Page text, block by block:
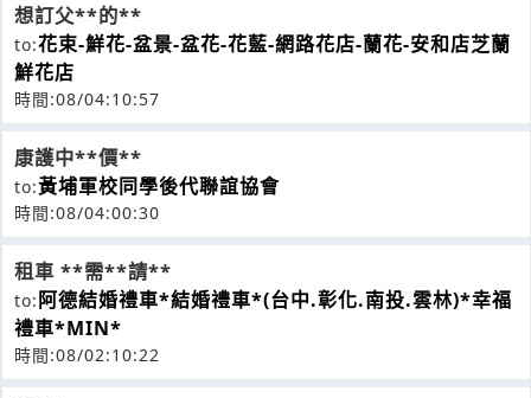
想訂父**的**
to:花束-鮮花-盆景-盆花-花藍-網路花店-蘭花-安和店芝蘭
鮮花店
時間:08/04:10:57
康護中**價**
to:黃埔軍校同學後代聯誼協會
時間:08/04:00:30
租車 **需**請**
to:阿德結婚禮車*結婚禮車*(台中.彰化.南投.雲林)*幸福
禮車*MIN*
時間:08/02:10:22